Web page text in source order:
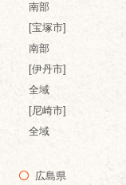
南部
[宝塚市]
南部
[伊丹市]
全域
[尼崎市]
全域
広島県